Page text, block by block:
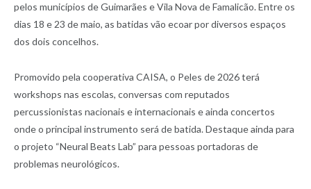
pelos municípios de Guimarães e Vila Nova de Famalicão. Entre os
dias 18 e 23 de maio, as batidas vão ecoar por diversos espaços
dos dois concelhos.
Promovido pela cooperativa CAISA, o Peles de 2026 terá
workshops nas escolas, conversas com reputados
percussionistas nacionais e internacionais e ainda concertos
onde o principal instrumento será de batida. Destaque ainda para
o projeto “Neural Beats Lab” para pessoas portadoras de
problemas neurológicos.